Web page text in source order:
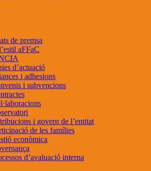
de premsa
aFFaC
d’actuació
i adhesions
i subvencions
i govern de l’entitat
de les famílies
econòmica
d’avaluació interna